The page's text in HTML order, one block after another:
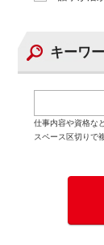
キーワ
仕事内容や資格な
スペース区切りで